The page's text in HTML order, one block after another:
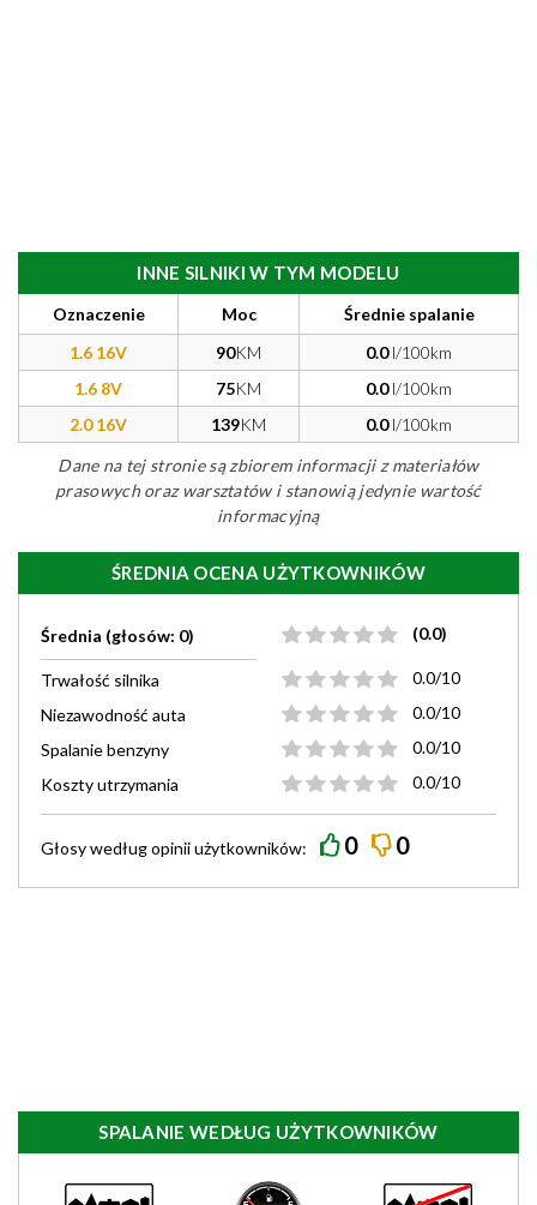
INNE SILNIKI W TYM MODELU
Oznaczenie Moc
Średnie spalanie
1.6 16V
90KM 0.0l/100km
1.6 8V
75KM 0.0l/100km
2.0 16V
139KM 0.0l/100km
Dane na tej stronie są zbiorem informacji z materiałów
prasowych oraz warsztatów i stanowią jedynie wartość
informacyjną
ŚREDNIA OCENA UŻYTKOWNIKÓW
Średnia (głosów: 0) (0.0)
Trwałość silnika
0.0/10
Niezawodność auta
0.0/10
Spalanie benzyny
0.0/10
Koszty utrzymania
0.0/10
Głosy wedługopiniiużytkowników: 0 0
SPALANIE WEDŁUG UŻYTKOWNIKÓW